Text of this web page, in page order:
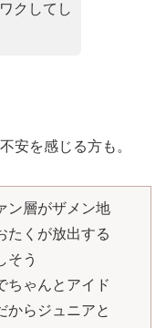
クしてし
安を感じる方も。
ン層がザメン地
たくが放出する
そう
ちゃんとアイド
からジュニアと